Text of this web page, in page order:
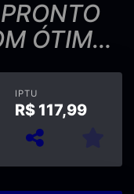
ÓTIMA
IPTU
R$ 117,99